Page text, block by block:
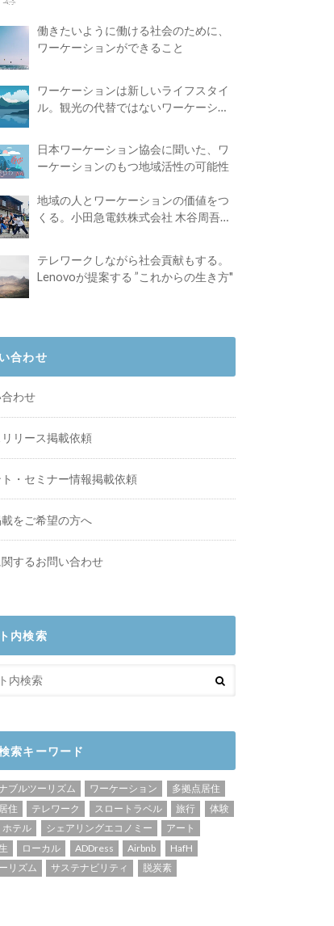
働きたいように働ける社会のために、
ワーケーションができること
ワーケーションは新しいライフスタイ
ル。観光の代替ではないワーケーショ
日本ワーケーション協会に聞いた、ワ
ーケーションのもつ地域活性の可能性
地域の人とワーケーションの価値をつ
くる。小田急電鉄株式会社 木谷周吾さ
テレワークしながら社会貢献もする。
Lenovoが提案する ”これからの生き方"
合わせ
わせ
リース掲載依頼
・セミナー情報掲載依頼
をご希望の方へ
するお問い合わせ
内検索
索キーワード
ブルツーリズム ワーケーション
多拠点居住
住
テレワーク スロートラベル 旅行
体験
ホテル シェアリングエコノミー
アート
ローカル ADDress Airbnb
HafH
リズム
サステナビリティ 脱炭素